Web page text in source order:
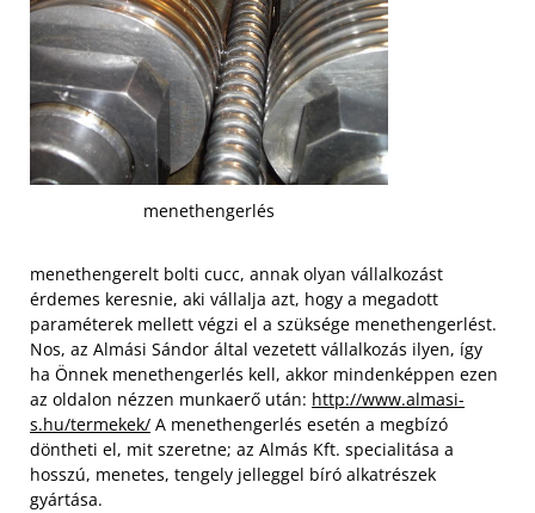
menethengerlés
menethengerelt bolti cucc, annak olyan vállalkozást
érdemes keresnie, aki vállalja azt, hogy a megadott
paraméterek mellett végzi el a szüksége menethengerlést.
Nos, az Almási Sándor által vezetett vállalkozás ilyen, így
ha Önnek menethengerlés kell, akkor mindenképpen ezen
az oldalon nézzen munkaerő után: http://www.almasi-
s.hu/termekek/ A menethengerlés esetén a megbízó
döntheti el, mit szeretne; az Almás Kft. specialitása a
hosszú, menetes, tengely jelleggel bíró alkatrészek
gyártása.